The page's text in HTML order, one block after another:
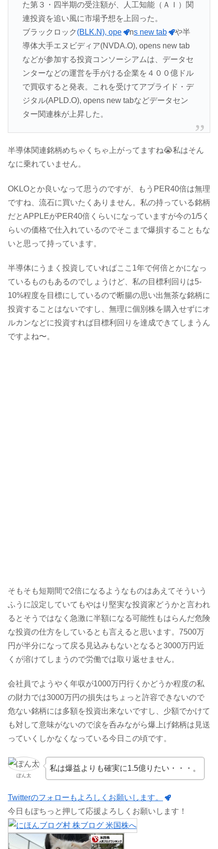
た第３・四半期の受注額が、人工知能（ＡＩ）関
連投資を追い風に市場予想を上回った。
ブラックロック (BLK.N), ope ns new tab
や半
導体大手エヌビディア(NVDA.O), opens new tab
などが参加する投資コンソーシアムは、データセ
ンターなどの運営を手がける企業を４００億ドル
で買収すると発表。これを受けてアプライド・デ
ジタル(APLD.O), opens new tabなどデータセン
ター関連株が上昇した。
半導体関連銘柄めちゃくちゃ上がってますね😭私はそん
なに乗れていません。
OKLOとか良いなって思うのですが、もうPER40倍は無理
ですね、流石に買いたくありません。私の持っている銘柄
だとAPPLEがPER40倍くらいになっていますが今の1/5く
らいの価格で仕入れているのでそこまで爆損することもな
いと思って持っています。
半導体にうまく投資していればここ1年で何倍とかになっ
ているものもあるのでしょうけど、私の目標利回りは5-
10%程度を目標にしているので断腸の思い出無茶な銘柄に
投資することはないですし、無理に個別株を購入せずにオ
ルカンなどに投資すれば目標利回りを達成できてしまうん
ですよね〜。
そもそも短期間で2倍になるようなものはあえてそういう
ふうに設定していてもやはり堅実な投資家どうかと言われ
るとそうではなく急激に半額になる可能性もはらんだ危険
な投資の仕方をしているとも言えると思います。7500万
円が半分になって戻る見込みもないとなると3000万円近
くが溶けてしまうので労働では取り返せません。
会社員でようやく年収が1000万円行くかどうか程度の私
の財力では3000万円の損失はちょっと許容できないので
危ない銘柄には多額を投資出来ないですし、少額でかけて
も対して意味がないので涙を呑みながら爆上げ銘柄は見送
っていくしかなくなっている今日この頃です。
ぽん太
私は爆益よりも確実に1.5億りたい・・・。
Twitterのフォローもよろしくお願いします。
今日もぽちっと押して応援よろしくお願いします！